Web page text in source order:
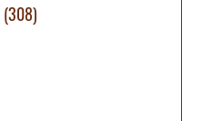
(308)